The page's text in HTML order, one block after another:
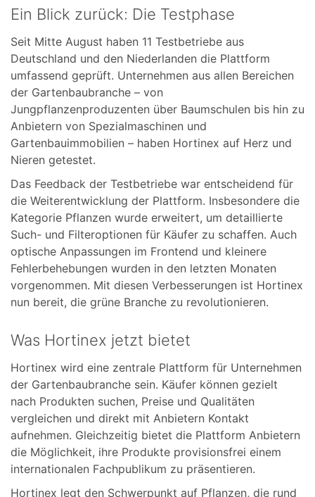
Ein Blick zurück: Die Testphase
Seit Mitte August haben 11 Testbetriebe aus
Deutschland und den Niederlanden die Plattform
umfassend geprüft. Unternehmen aus allen Bereichen
der Gartenbaubranche – von
Jungpflanzenproduzenten über Baumschulen bis hin zu
Anbietern von Spezialmaschinen und
Gartenbauimmobilien – haben Hortinex auf Herz und
Nieren getestet.
Das Feedback der Testbetriebe war entscheidend für
die Weiterentwicklung der Plattform. Insbesondere die
Kategorie Pflanzen wurde erweitert, um detaillierte
Such- und Filteroptionen für Käufer zu schaffen. Auch
optische Anpassungen im Frontend und kleinere
Fehlerbehebungen wurden in den letzten Monaten
vorgenommen. Mit diesen Verbesserungen ist Hortinex
nun bereit, die grüne Branche zu revolutionieren.
Was Hortinex jetzt bietet
Hortinex wird eine zentrale Plattform für Unternehmen
der Gartenbaubranche sein. Käufer können gezielt
nach Produkten suchen, Preise und Qualitäten
vergleichen und direkt mit Anbietern Kontakt
aufnehmen. Gleichzeitig bietet die Plattform Anbietern
die Möglichkeit, ihre Produkte provisionsfrei einem
internationalen Fachpublikum zu präsentieren.
Hortinex legt den Schwerpunkt auf Pflanzen, die rund